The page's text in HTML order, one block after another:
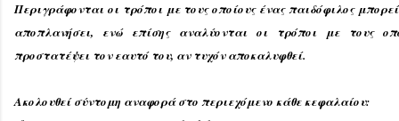
Περιγράφονται οι τρόποι με τους οποίους ένας παιδόφιλος
αποπλανήσει, ενώ επίσης αναλύονται οι τρόποι με τους
προστατέψει τον εαυτό του, αν τυχόν αποκαλυφθεί.
Ακολουθεί σύντομη αναφορά στο περιεχόμενο κάθε κεφαλαίου: